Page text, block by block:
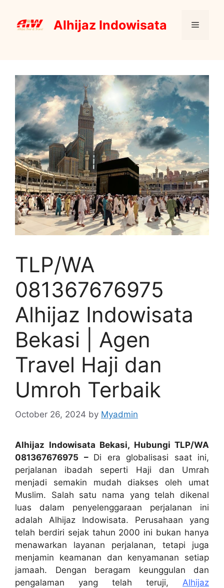
content
Alhijaz Indowisata Menu
TLP/WA
081367676975
Alhijaz Indowisata
Bekasi | Agen
Travel Haji dan
Umroh Terbaik
October 26, 2024 by Myadmin
Alhijaz Indowisata Bekasi, Hubungi TLP/WA
081367676975 – Di era globalisasi saat ini,
perjalanan ibadah seperti Haji dan Umrah
menjadi semakin mudah diakses oleh umat
Muslim. Salah satu nama yang telah dikenal
luas dalam penyelenggaraan perjalanan ini
adalah Alhijaz Indowisata. Perusahaan yang
telah berdiri sejak tahun 2000 ini bukan hanya
menawarkan layanan perjalanan, tetapi juga
menjamin keamanan dan kenyamanan setiap
jamaah. Dengan beragam keunggulan dan
pengalaman yang telah teruji, Alhijaz